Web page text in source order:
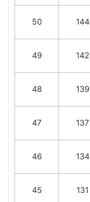
50 144
49 142
48 139
47 137
46 134
45 131